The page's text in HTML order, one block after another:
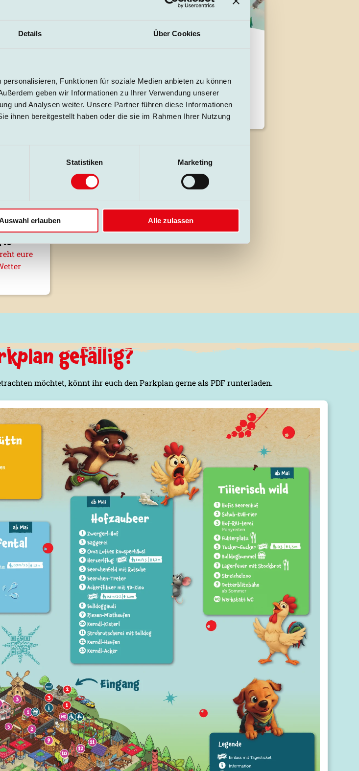
Details Über Cookies
Funktionen für soziale Medien anbieten zu können
geben wir Informationen zu Ihrer Verwendung unserer
und Analysen weiter. Unsere Partner führen diese Informationen
ihnen bereitgestellt haben oder die sie im Rahmen Ihrer Nutzung
Statistiken Marketing
erlauben Alle zulassen
Schulkindern den ersten Schultag: Kommt mit
eurer Schultüte vorbei und holt euch ein
kostenloses Eis! 🍦
MEHR ERFAHREN
eure
gefällig?
möchtet, könnt ihr euch den Parkplan gerne als PDF runterladen.